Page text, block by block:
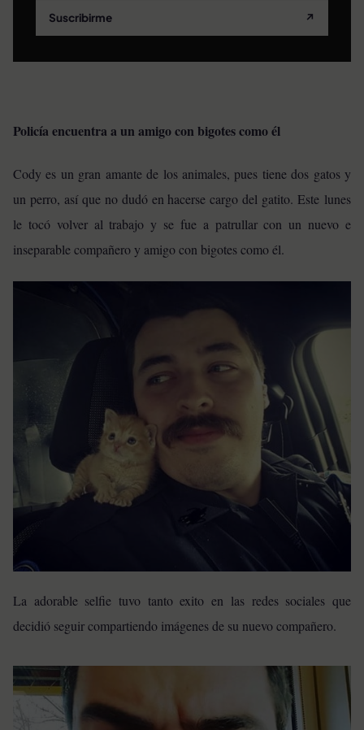
Suscribirme ↗
Policía encuentra a un amigo con bigotes como él
Cody es un gran amante de los animales, pues tiene dos gatos y
un perro, así que no dudó en hacerse cargo del gatito. Este lunes
le tocó volver al trabajo y se fue a patrullar con un nuevo e
inseparable compañero y amigo con bigotes como él.
La adorable selfie tuvo tanto exito en las redes sociales que
decidió seguir compartiendo imágenes de su nuevo compañero.